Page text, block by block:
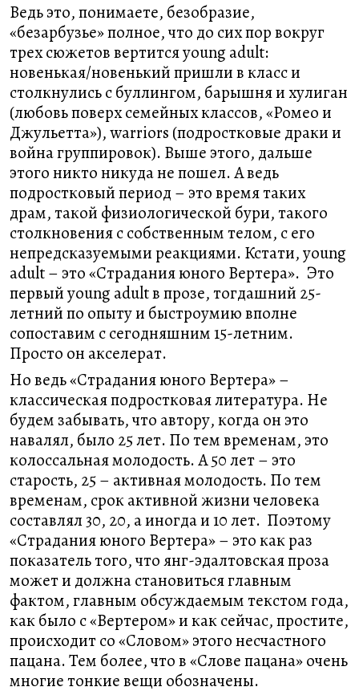
Ведь это, понимаете, безобразие,
«безарбузье» полное, что до сих пор вокруг
трех сюжетов вертится young adult:
новенькая/новенький пришли в класс и
столкнулись с буллингом, барышня и хулиган
(любовь поверх семейных классов, «Ромео и
Джульетта»), warriors (подростковые драки и
война группировок). Выше этого, дальше
этого никто никуда не пошел. А ведь
подростковый период – это время таких
драм, такой физиологической бури, такого
столкновения с собственным телом, с его
непредсказуемыми реакциями. Кстати, young
adult – это «Страдания юного Вертера». Это
первый young adult в прозе, тогдашний 25-
летний по опыту и быстроумию вполне
сопоставим с сегодняшним 15-летним.
Просто он акселерат.
Но ведь «Страдания юного Вертера» –
классическая подростковая литература. Не
будем забывать, что автору, когда он это
навалял, было 25 лет. По тем временам, это
колоссальная молодость. А 50 лет – это
старость, 25 – активная молодость. По тем
временам, срок активной жизни человека
составлял 30, 20, а иногда и 10 лет. Поэтому
«Страдания юного Вертера» – это как раз
показатель того, что янг-эдалтовская проза
может и должна становиться главным
фактом, главным обсуждаемым текстом года,
как было с «Вертером» и как сейчас, простите,
происходит со «Словом» этого несчастного
пацана. Тем более, что в «Слове пацана» очень
многие тонкие вещи обозначены.